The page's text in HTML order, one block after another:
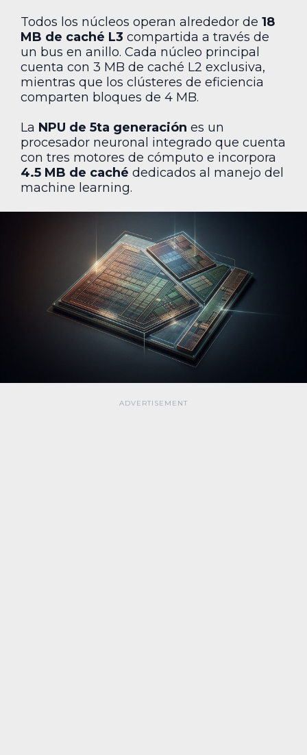
Todos los núcleos operan alrededor de 18
MB de caché L3 compartida a través de
un bus en anillo. Cada núcleo principal
cuenta con 3 MB de caché L2 exclusiva,
mientras que los clústeres de eficiencia
comparten bloques de 4 MB.
La NPU de 5ta generación es un
procesador neuronal integrado que cuenta
con tres motores de cómputo e incorpora
4.5 MB de caché dedicados al manejo del
machine learning.